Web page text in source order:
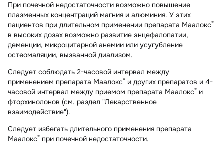
При почечной недостаточности возможно повышение
плазменных концентраций магния и алюминия. У этих
пациентов при длительном применении препарата Маалокс®
в высоких дозах возможно развитие энцефалопатии,
деменции, микроцитарной анемии или усугубление
остеомаляции, вызванной диализом.
Следует соблюдать 2-часовой интервал между
применением препарата Маалокс® и других препаратов и 4-
часовой интервал между приемом препарата Маалокс® и
фторхинолонов (см. раздел "Лекарственное
взаимодействие").
Следует избегать длительного применения препарата
Маалокс® при почечной недостаточности.